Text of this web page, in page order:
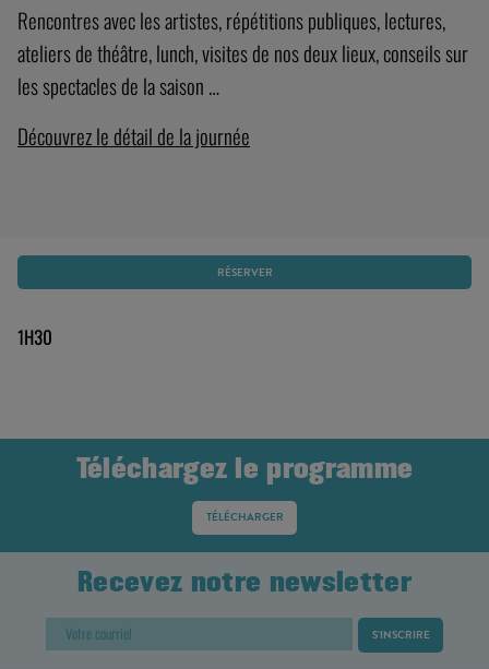
Rencontres avec les artistes, répétitions publiques, lectures,
ateliers de théâtre, lunch, visites de nos deux lieux, conseils sur
les spectacles de la saison …
Découvrez le détail de la journée
RÉSERVER
1H30
Téléchargez le programme
TÉLÉCHARGER
Recevez notre newsletter